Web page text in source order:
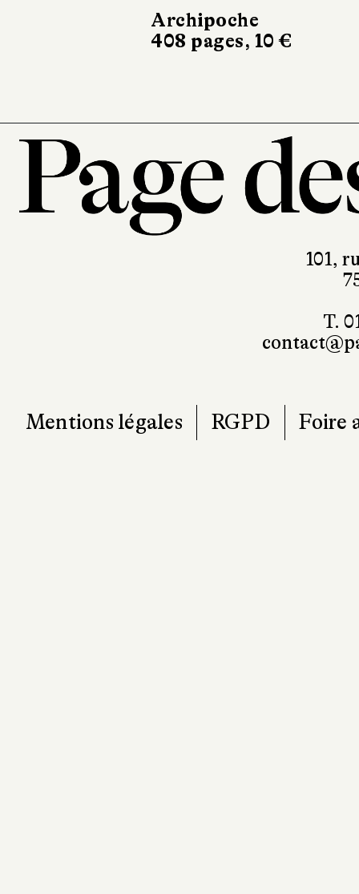
Archipoche
336 pages, 9,50 €
101,
T.
Mentions légales RGPD Foire